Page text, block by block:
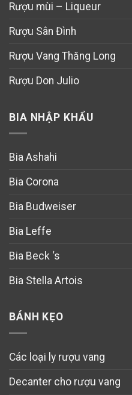
Rượu mùi – Liqueur
Rượu Sân Đình
Rượu Vang Thăng Long
Rượu Don Julio
BIA NHẬP KHẨU
Bia Ashahi
Bia Corona
Bia Budweiser
Bia Leffe
Bia Beck ‘s
Bia Stella Artois
BÁNH KẸO
Các loại ly rượu vang
Decanter cho rượu vang